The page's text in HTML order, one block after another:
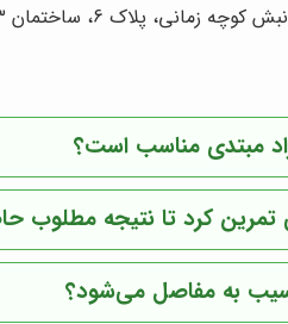
- 5000 6600 کارشناسان فروش : 09122648409 - 09377000080
مبتدی مناسب است؟
تمرین کرد تا نتیجه مطلوب
به مفاصل می‌شود؟